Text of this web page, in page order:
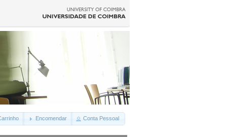
Encomendar Conta Pessoal